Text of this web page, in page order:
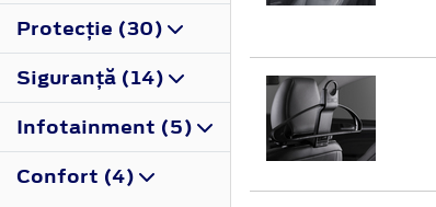
Protecţie (30)
Siguranţă (14)
Infotainment (5)
Confort (4)